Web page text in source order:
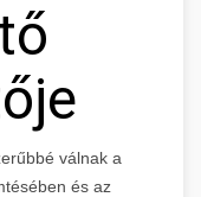
válnak a
és az